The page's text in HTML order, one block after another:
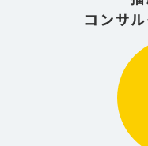
コンサ